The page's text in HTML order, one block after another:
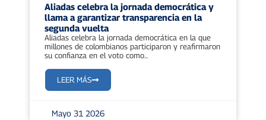
Aliadas celebra la jornada democrática y
llama a garantizar transparencia en la
segunda vuelta
Aliadas celebra la jornada democrática en la que
millones de colombianos participaron y reafirmaron
su confianza en el voto como...
LEER MÁS
Mayo 31 2026